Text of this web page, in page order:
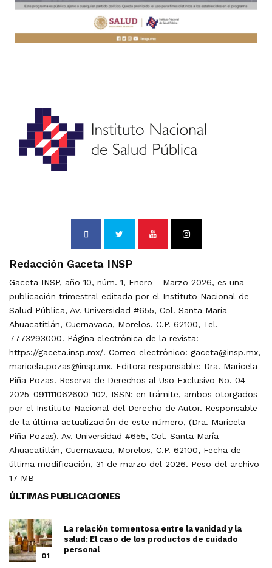
Redacción Gaceta INSP
Gaceta INSP, año 10, núm. 1, Enero - Marzo 2026, es una
publicación trimestral editada por el Instituto Nacional de
Salud Pública, Av. Universidad #655, Col. Santa María
Ahuacatitlán, Cuernavaca, Morelos. C.P. 62100, Tel.
7773293000. Página electrónica de la revista:
https://gaceta.insp.mx/. Correo electrónico: gaceta@insp.mx,
maricela.pozas@insp.mx. Editora responsable: Dra. Maricela
Piña Pozas. Reserva de Derechos al Uso Exclusivo No. 04-
2025-091111062600-102, ISSN: en trámite, ambos otorgados
por el Instituto Nacional del Derecho de Autor. Responsable
de la última actualización de este número, (Dra. Maricela
Piña Pozas). Av. Universidad #655, Col. Santa María
Ahuacatitlán, Cuernavaca, Morelos, C.P. 62100, Fecha de
última modificación, 31 de marzo del 2026. Peso del archivo
17 MB
ÚLTIMAS PUBLICACIONES
01
La relación tormentosa entre la vanidad y la
salud: El caso de los productos de cuidado
personal